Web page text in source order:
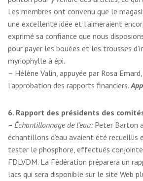
Les membres ont convenu que le
une excellente idée et l’aimeraient
exprimé sa confiance que nous
pour payer les bouées et les trousses
myriophylle à épi.
– Hélène Valin, appuyée par Rosa
l’approbation des rapports financiers.
6. Rapport des présidents des
– Échantillonnage de l’eau:Peter Barton
échantillons d’eau avaient été recueillis
tester le phosphore, effectués
FDLVDM. La Fédération préparera un
lacs qui sera disponible sur le site Web